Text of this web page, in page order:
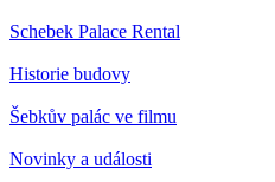
Schebek Palace Rental
Historie budovy
Šebkův palác ve filmu
Novinky a události